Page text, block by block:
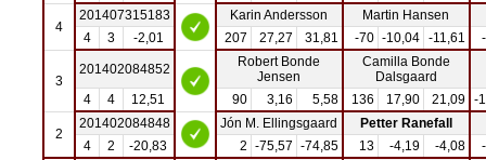
4
201407315183 Karin Andersson
Martin Hansen
4
3 -2,01 207 27,27 31,81 -70 -10,04 -11,61
3
201402084852
Robert Bonde
Jensen
Camilla Bonde
Dalsgaard
4
4 12,51 90 3,16 5,58 136 17,90 21,09 -
2
201402084848 Jón M. Ellingsgaard
Petter Ranefall
4
2 -20,83 2 -75,57 -74,85 13 -4,19 -4,08